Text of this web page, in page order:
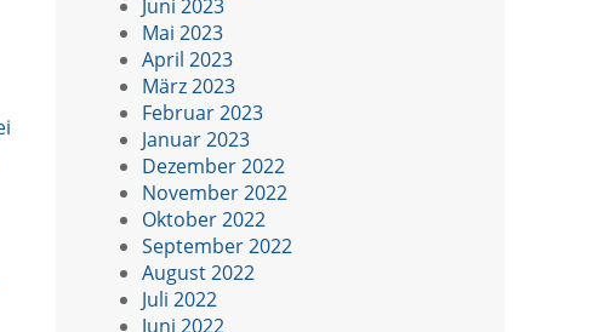
Juni 2023
Mai 2023
April 2023
März 2023
Februar 2023
Januar 2023
Dezember 2022
November 2022
Oktober 2022
September 2022
August 2022
Juli 2022
Juni 2022